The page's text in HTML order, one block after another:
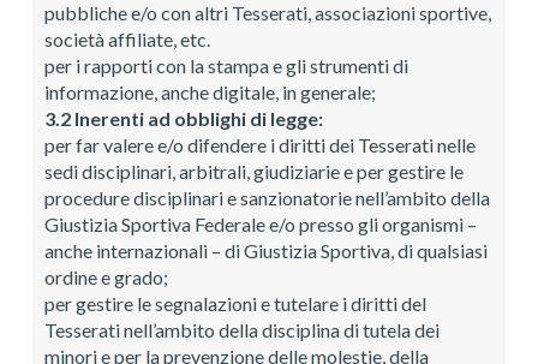
pubbliche e/o con altri Tesserati, associazioni sportive,
società affiliate, etc.
per i rapporti con la stampa e gli strumenti di
informazione, anche digitale, in generale;
3.2 Inerenti ad obblighi di legge:
per far valere e/o difendere i diritti dei Tesserati nelle
sedi disciplinari, arbitrali, giudiziarie e per gestire le
procedure disciplinari e sanzionatorie nell’ambito della
Giustizia Sportiva Federale e/o presso gli organismi –
anche internazionali – di Giustizia Sportiva, di qualsiasi
ordine e grado;
per gestire le segnalazioni e tutelare i diritti del
Tesserati nell’ambito della disciplina di tutela dei
minori e per la prevenzione delle molestie, della